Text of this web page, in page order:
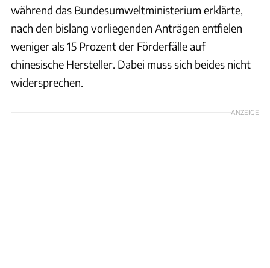
während das Bundesumweltministerium erklärte,
nach den bislang vorliegenden Anträgen entfielen
weniger als 15 Prozent der Förderfälle auf
chinesische Hersteller. Dabei muss sich beides nicht
widersprechen.
ANZEIGE